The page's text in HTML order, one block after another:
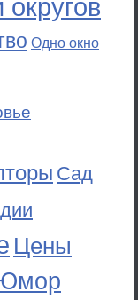
Одно окно
Сад
Цены